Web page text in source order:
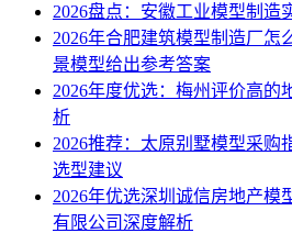
2026盘点：安徽工业模型制造
2026年合肥建筑模型制造厂怎
景模型给出参考答案
2026年度优选：梅州评价高的
析
2026推荐：太原别墅模型采
选型建议
2026年优选深圳诚信房地产模
有限公司深度解析